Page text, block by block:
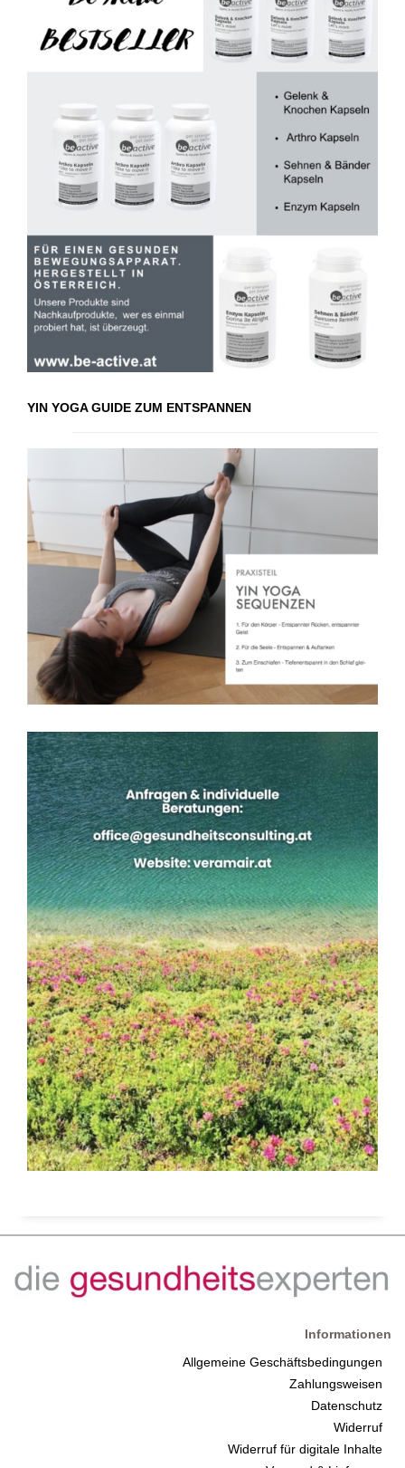
YIN YOGA GUIDE ZUM ENTSPANNEN
Informationen
Allgemeine Geschäftsbedingungen
Zahlungsweisen
Datenschutz
Widerruf
Widerruf für digitale Inhalte